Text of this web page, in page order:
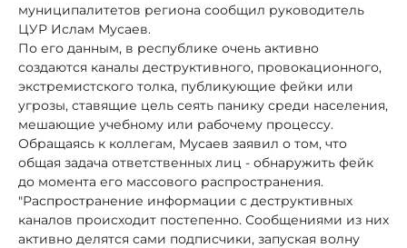
муниципалитетов региона сообщил руководитель
ЦУР Ислам Мусаев.
По его данным, в республике очень активно
создаются каналы деструктивного, провокационного,
экстремистского толка, публикующие фейки или
угрозы, ставящие цель сеять панику среди населения,
мешающие учебному или рабочему процессу.
Обращаясь к коллегам, Мусаев заявил о том, что
общая задача ответственных лиц - обнаружить фейк
до момента его массового распространения.
"Распространение информации с деструктивных
каналов происходит постепенно. Сообщениями из них
активно делятся сами подписчики, запуская волну